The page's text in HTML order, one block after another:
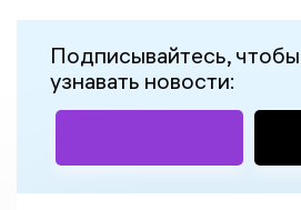
Подписывайтесь,
узнавать новости: